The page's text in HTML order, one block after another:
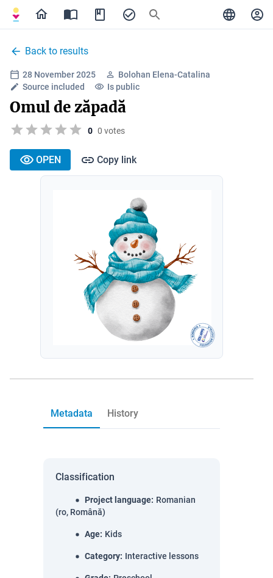
Back to results
28 November 2025
Bolohan Elena-Catalina
Source included
Is public
Omul de zăpadă
0 0 votes
OPEN Copy link
Metadata History
Classification
Project language: Romanian
(ro, Română)
Age: Kids
Category: Interactive lessons